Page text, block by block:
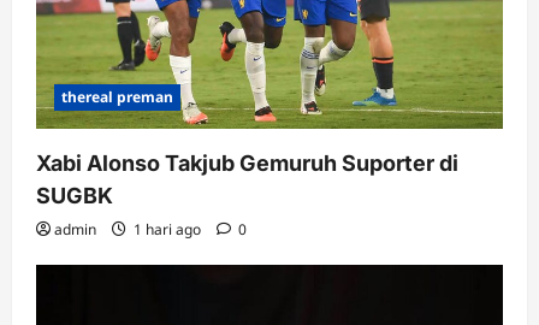
thereal preman
Xabi Alonso Takjub Gemuruh Suporter di
SUGBK
admin 1 hari ago 0